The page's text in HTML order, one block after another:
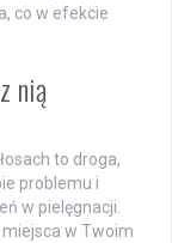
co w efekcie
nią
to droga,
problemu i
w pielęgnacji.
w Twoim